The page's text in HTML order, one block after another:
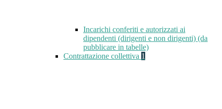
Incarichi conferiti e autorizzati ai
dipendenti (dirigenti e non dirigenti) (da
pubblicare in tabelle)
Contrattazione collettiva 1